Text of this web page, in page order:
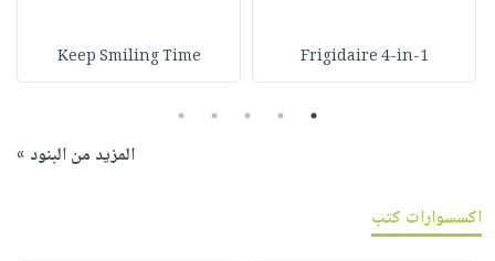
Frigidaire 4-in-1
Keep Smiling Time
1
2
3
4
5
المزيد من البنود »
اكسسوارات كتب